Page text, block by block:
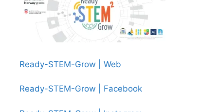
Ready-STEM-Grow | Web
Ready-STEM-Grow | Facebook